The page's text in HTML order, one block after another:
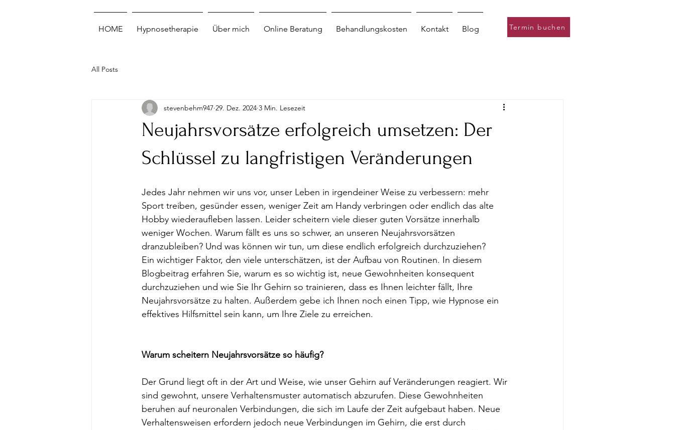
HOME Hypnosetherapie Über mich Online Beratung Behandlungskosten Kontakt Blog Termin buchen
All Posts
Neujahrsvorsätze erfolgreich umsetzen: Der
Schlüssel zu langfristigen Veränderungen
stevenbehm947 29. Dez. 2024 3 Min. Lesezeit
Jedes Jahr nehmen wir uns vor, unser Leben in irgendeiner Weise zu verbessern: mehr
Sport treiben, gesünder essen, weniger Zeit am Handy verbringen oder endlich das alte
Hobby wiederaufleben lassen. Leider scheitern viele dieser guten Vorsätze innerhalb
weniger Wochen. Warum fällt es uns so schwer, an unseren Neujahrsvorsätzen
dranzubleiben? Und was können wir tun, um diese endlich erfolgreich durchzuziehen?
Ein wichtiger Faktor, den viele unterschätzen, ist der Aufbau von Routinen. In diesem
Blogbeitrag erfahren Sie, warum es so wichtig ist, neue Gewohnheiten konsequent
durchzuziehen und wie Sie Ihr Gehirn so trainieren, dass es Ihnen leichter fällt, Ihre
Neujahrsvorsätze zu halten. Außerdem gebe ich Ihnen noch einen Tipp, wie Hypnose ein
effektives Hilfsmittel sein kann, um Ihre Ziele zu erreichen.
Warum scheitern Neujahrsvorsätze so häufig?
Der Grund liegt oft in der Art und Weise, wie unser Gehirn auf Veränderungen reagiert. Wir
sind gewohnt, unsere Verhaltensmuster automatisch abzurufen. Diese Gewohnheiten
beruhen auf neuronalen Verbindungen, die sich im Laufe der Zeit aufgebaut haben. Neue
Verhaltensweisen erfordern jedoch neue Verbindungen im Gehirn, die erst durch